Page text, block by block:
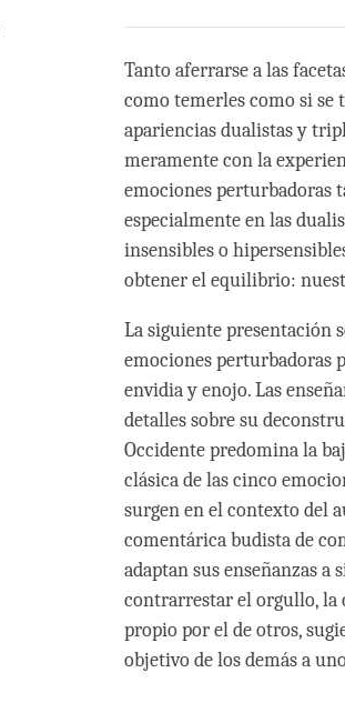
Tanto aferrarse a las
como temerles como si se
apariencias dualistas y
meramente con la
emociones perturbadoras
especialmente en las
insensibles o
obtener el equilibrio:
La siguiente presentación
emociones perturbadoras
envidia y enojo. Las
detalles sobre su
Occidente predomina la
clásica de las cinco
surgen en el contexto del
comentárica budista de
adaptan sus enseñanzas a
contrarrestar el orgullo, la
propio por el de otros,
objetivo de los demás a